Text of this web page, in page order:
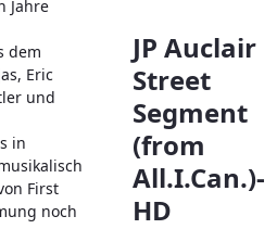
Jahre
dem
Eric
und
in
First
noch
JP Auclair
Street
Segment
(from
All.I.Can.)-
HD